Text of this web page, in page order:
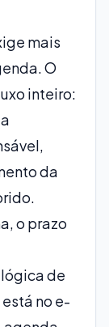
mais
O
inteiro:
da
o prazo
de
no e-